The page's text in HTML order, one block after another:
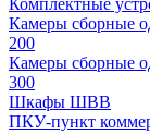
Комплектные
Камеры сборные
200
Камеры сборные
300
Шкафы ШВВ
ПКУ-пункт